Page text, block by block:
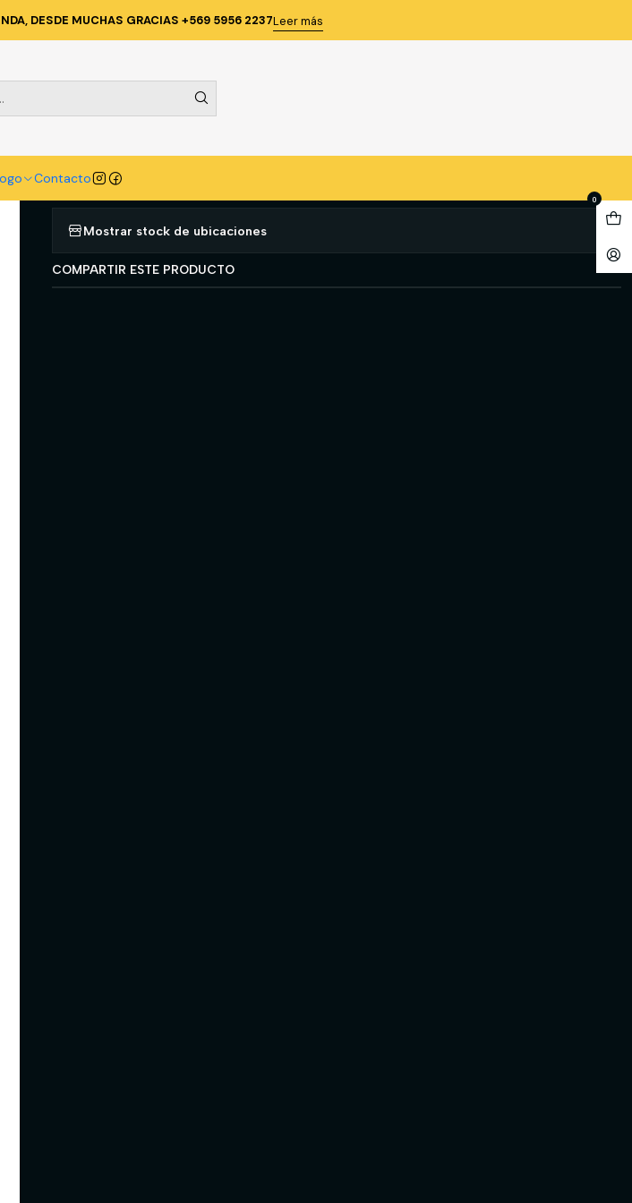
Contacto
0
DESDE MUCHAS GRACIAS +569 5956 2237Leer más
DESODORANTE BARRA MUJER 50 GR LADY SPEED STICK
|
DESODORANTE BARRA MUJER 50 GR
LADY SPEED STICK
Agregar a la lista de favoritos
Mostrar stock de ubicaciones
COMPARTIR ESTE PRODUCTO